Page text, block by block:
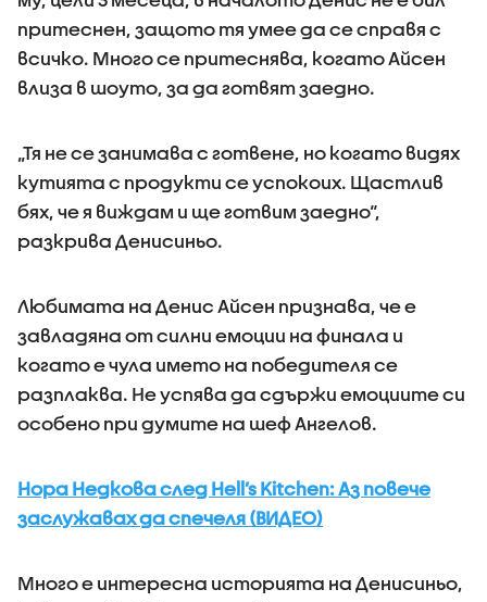
притеснен, защото тя умее да се справя с
всичко. Много се притеснява, когато Айсен
влиза в шоуто, за да готвят заедно.
„Тя не се занимава с готвене, но когато видях
кутията с продукти се успокоих. Щастлив
бях, че я виждам и ще готвим заедно“,
разкрива Денисиньо.
Любимата на Денис Айсен признава, че е
завладяна от силни емоции на финала и
когато е чула името на победителя се
разплаква. Не успява да сдържи емоциите си
особено при думите на шеф Ангелов.
Нора Недкова след Hell’s Kitchen: Аз повече
заслужавах да спечеля (ВИДЕО)
Много е интересна историята на Денисиньо,